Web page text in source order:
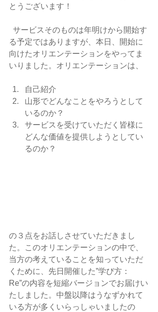
とうございます！
る予定ではありますが、本日、開始に
向けたオリエンテーションをやってま
いりました。オリエンテーションは、
自己紹介
山形でどんなことをやろうとして
いるのか？
サービスを受けていただく皆様に
どんな価値を提供しようとしてい
るのか？
の３点をお話しさせていただきまし
た。このオリエンテーションの中で、
当方の考えていることを知っていただ
くために、先日開催した”学び方：
Re”の内容を短縮バージョンでお届けい
たしました。中盤以降はうなずかれて
いる方が多くいらっしゃいましたの